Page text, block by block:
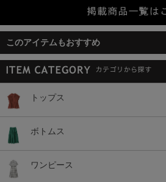
このアイテムもおすすめ
トップス
ボトムス
ワンピース